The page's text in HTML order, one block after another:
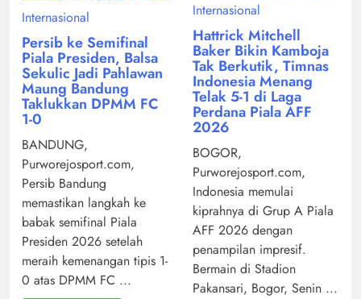
Internasional
Persib ke Semifinal
Piala Presiden, Balsa
Sekulic Jadi Pahlawan
Maung Bandung
Taklukkan DPMM FC
1-0
BANDUNG,
Purworejosport.com,
Persib Bandung
memastikan langkah ke
babak semifinal Piala
Presiden 2026 setelah
meraih kemenangan tipis 1-
0 atas DPMM FC ...
Internasional
Hattrick Mitchell
Baker Bikin Kamboja
Tak Berkutik, Timnas
Indonesia Menang
Telak 5-1 di Laga
Perdana Piala AFF
2026
BOGOR,
Purworejosport.com,
Indonesia memulai
kiprahnya di Grup A Piala
AFF 2026 dengan
penampilan impresif.
Bermain di Stadion
Pakansari, Bogor, Senin ...